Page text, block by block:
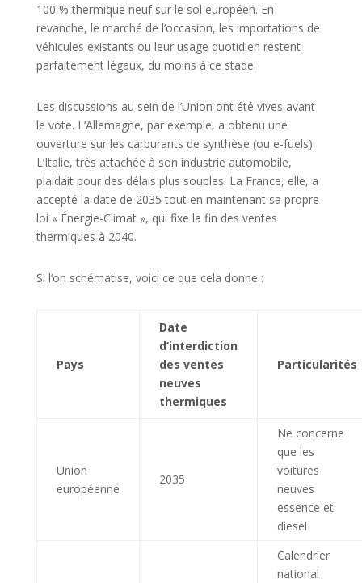
100 % thermique neuf sur le sol européen. En
revanche, le marché de l’occasion, les importations de
véhicules existants ou leur usage quotidien restent
parfaitement légaux, du moins à ce stade.
Les discussions au sein de l’Union ont été vives avant
le vote. L’Allemagne, par exemple, a obtenu une
ouverture sur les carburants de synthèse (ou e-fuels).
L’Italie, très attachée à son industrie automobile,
plaidait pour des délais plus souples. La France, elle, a
accepté la date de 2035 tout en maintenant sa propre
loi « Énergie-Climat », qui fixe la fin des ventes
thermiques à 2040.
Si l’on schématise, voici ce que cela donne :
Pays
Date
d’interdiction
des ventes
neuves
thermiques
Particularités
Union
européenne
2035
Ne concerne
que les
voitures
neuves
essence et
diesel
Calendrier
national